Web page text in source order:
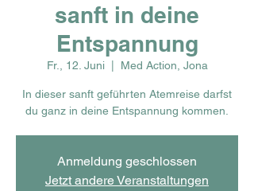
sanft in deine
Entspannung
Fr., 12. Juni
  |
Med Action, Jona
In dieser sanft geführten Atemreise darfst
du ganz in deine Entspannung kommen.
Anmeldung geschlossen
Jetzt andere Veranstaltungen